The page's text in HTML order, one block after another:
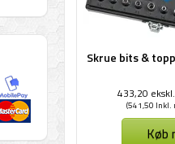
Skrue bits &
433,20
(541,50 Inkl.
Køb